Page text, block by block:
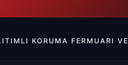
KORUMA FERMUARI